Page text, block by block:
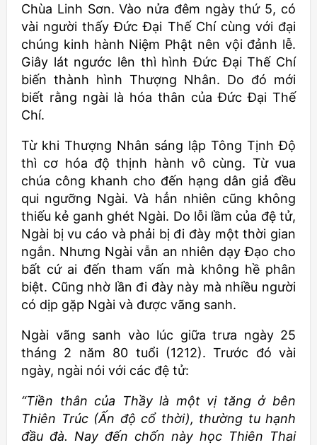
Chùa Linh Sơn. Vào nửa đêm ngày thứ 5, có
vài người thấy Đức Đại Thế Chí cùng với đại
chúng kinh hành Niệm Phật nên vội đảnh lễ.
Giây lát ngước lên thì hình Đức Đại Thế Chí
biến thành hình Thượng Nhân. Do đó mới
biết rằng ngài là hóa thân của Đức Đại Thế
Chí.
Từ khi Thượng Nhân sáng lập Tông Tịnh Độ
thì cơ hóa độ thịnh hành vô cùng. Từ vua
chúa công khanh cho đến hạng dân giả đều
qui ngưỡng Ngài. Và hẳn nhiên cũng không
thiếu kẻ ganh ghét Ngài. Do lỗi lầm của đệ tử,
Ngài bị vu cáo và phải bị đi đày một thời gian
ngắn. Nhưng Ngài vẫn an nhiên dạy Đạo cho
bất cứ ai đến tham vấn mà không hề phân
biệt. Cũng nhờ lần đi đày này mà nhiều người
có dịp gặp Ngài và được vãng sanh.
Ngài vãng sanh vào lúc giữa trưa ngày 25
tháng 2 năm 80 tuổi (1212). Trước đó vài
ngày, ngài nói với các đệ tử:
“Tiền thân của Thầy là một vị tăng ở bên
Thiên Trúc (Ấn độ cổ thời), thường tu hạnh
đầu đà. Nay đến chốn này học Thiên Thai